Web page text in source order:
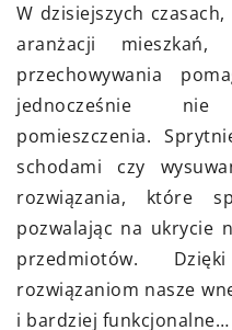
W dzisiejszych
aranżacji
przechowywania
jednocześnie
pomieszczenia.
schodami czy
rozwiązania, które
pozwalając na ukrycie
przedmiotów.
rozwiązaniom nasze
i bardziej funkcjonalne…